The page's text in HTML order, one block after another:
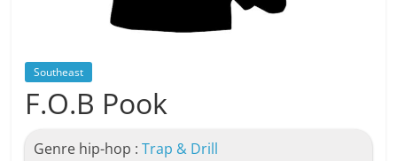
Southeast
F.O.B Pook
Genre hip-hop :Trap & Drill